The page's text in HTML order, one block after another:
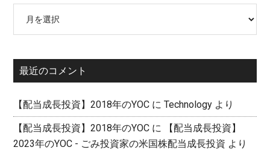
イ
ブ最近のコメント
【配当成長投資】2018年のYOC にTechnology より
【配当成長投資】2018年のYOC に
【配当成長投資】
2023年のYOC - ごみ投資家の米国株配当成長投資 より